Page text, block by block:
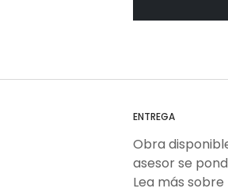
ENTREGA
Obra
asesor se
Lea más